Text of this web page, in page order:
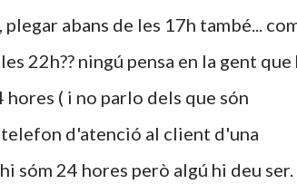
abans de les 17h també...
22h?? ningú pensa en la gent que
( i no parlo dels que són
telefon d'atenció al client d'una
sóm 24 hores però algú hi deu ser.